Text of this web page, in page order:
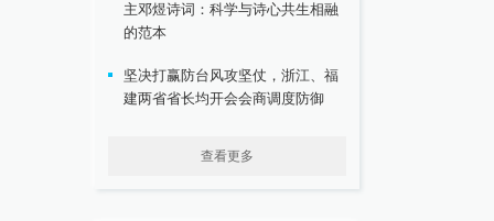
主邓煜诗词：科学与诗心共生相融
的范本
坚决打赢防台风攻坚仗，浙江、福
建两省省长均开会会商调度防御
查看更多